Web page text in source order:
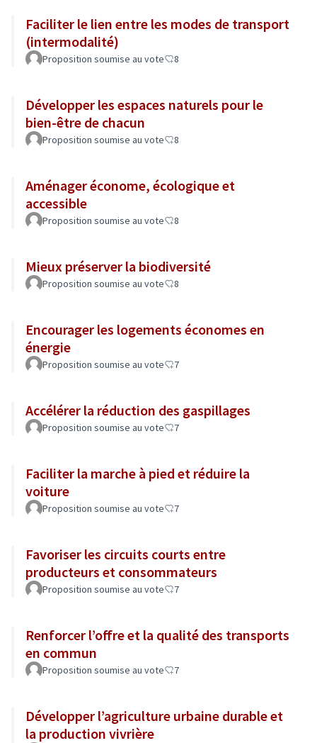
Faciliter le lien entre les modes de transport
(intermodalité)
Proposition soumise au vote 8
Développer les espaces naturels pour le
bien-être de chacun
Proposition soumise au vote 8
Aménager économe, écologique et
accessible
Proposition soumise au vote 8
Mieux préserver la biodiversité
Proposition soumise au vote 8
Encourager les logements économes en
énergie
Proposition soumise au vote 7
Accélérer la réduction des gaspillages
Proposition soumise au vote 7
Faciliter la marche à pied et réduire la
voiture
Proposition soumise au vote 7
Favoriser les circuits courts entre
producteurs et consommateurs
Proposition soumise au vote 7
Renforcer l’offre et la qualité des transports
en commun
Proposition soumise au vote 7
Développer l’agriculture urbaine durable et
la production vivrière